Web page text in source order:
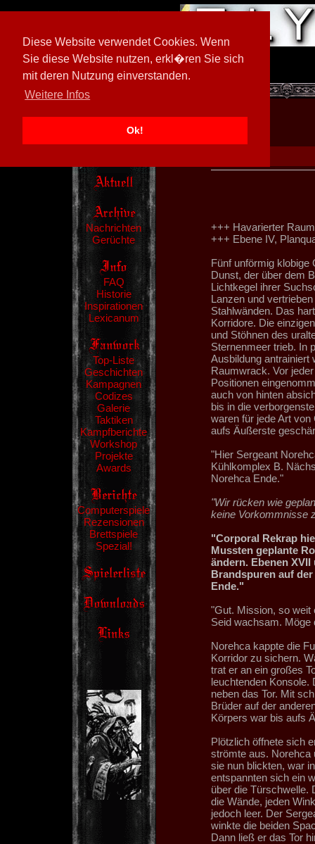
Diese Website verwendet Cookies. Wenn
Sie diese Website nutzen, erkl�ren Sie sich
mit deren Nutzung einverstanden.
Weitere Infos
Ok!
[ 600026/M3]
Nachrichten
Gerüchte
FAQ
Historie
Inspirationen
Lexicanum
Top-Liste
Geschichten
Kampagnen
Codizes
Galerie
Taktiken
Kampfberichte
Workshop
Projekte
Awards
Computerspiele
Rezensionen
Brettspiele
Spezial!
+++ Havarierter
+++ Ebene IV,
Fünf unförmig klobige
Dunst, der über dem
Lichtkegel ihrer
Lanzen und
Stahlwänden. Das
Korridore. Die
und Stöhnen des
Sternenmeer trieb. In
Ausbildung antrainiert
Raumwrack. Vor
Positionen
auch von hinten
bis in die
waren für jede Art
aufs Äußerste
"Hier Sergeant
Kühlkomplex B.
Norehca Ende."
"Wir rücken wie
keine Vorkommnisse
"Corporal Rekrap
Mussten geplante
ändern. Ebenen
Brandspuren auf
Ende."
"Gut. Mission, so weit
Seid wachsam. Möge
Norehca kappte die
Korridor zu sichern.
trat er an ein großes
leuchtenden Konsole.
neben das Tor. Mit
Brüder auf der
Körpers war bis aufs
Plötzlich öffnete sich
strömte aus. Norehca
sie nun blickten, war
entspannten sich ein
über die Türschwelle.
die Wände, jeden
jedoch leer. Der
winkte die beiden
Dann ließ er das Tor